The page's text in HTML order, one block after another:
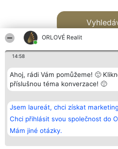
ORLOVÉ Realit
14:58
Ahoj, rádi Vám pomůžeme! 🙂
příslušnou téma konverzace! 🙂
Jsem laureát, chci získat
Chci přihlásit svou společnost do
Mám jiné otázky.
Bright Side Solutions sp. z o.
o. sp. k.
ul. Ruska 22
Wrocław 50-079
KRS 0000749100 | Regon
381313360 | NIP 8943132676
Vítězové
Seznam
laureátů
Zásady
Zásady